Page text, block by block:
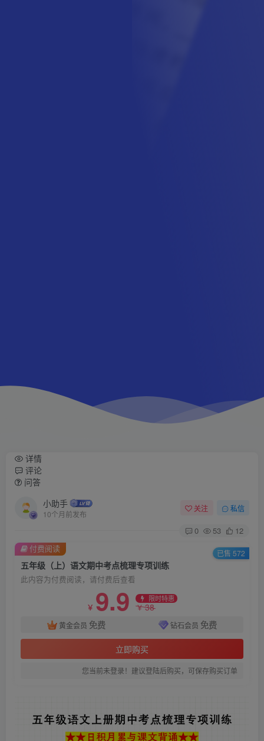
详情
评论
问答
小助手
10个月前发布
关注 私信
0 53 12
五年级（上）语文期中考点梳理专项训练
此内容为付费阅读，请付费后查看
￥ 9.9 限时特惠
￥38
黄金会员 免费 钻石会员 免费
立即购买
您当前未登录！建议登陆后购买，可保存购买订单
付费阅读 已售 572